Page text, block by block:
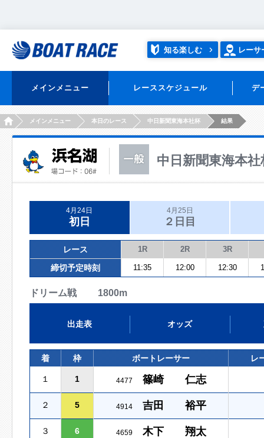
知る楽しむ レーサ
メインメニュー レーススケジュール デ
HOMEメインメニュー 本日のレース 中日新聞東海本社杯 結果
中日新聞東海本社
4月24日
初日
4月25日
２日目
レース 1R 2R 3R
締切予定時刻 11:35 12:00 12:30
ドリーム戦 1800m
出走表 オッズ
着 枠 ボートレーサー レ
１ 1 4477 篠崎 仁志
２ 5 4914 吉田 裕平
３ 6 4659 木下 翔太